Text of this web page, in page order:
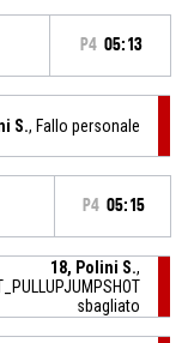
P4 05:13
S., Fallo personale
P4 05:15
18, Polini S.,
sbagliato